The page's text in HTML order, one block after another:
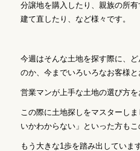
分譲地を購入したり、親族の所
建て直したり、など様々です。
今週はそんな土地を探す際に、
のか、今までいろいろなお客様
営業マンが上手な土地の選び方
この際に土地探しをマスターし
いかわからない」といった方も
もう大きな1歩を踏み出していま